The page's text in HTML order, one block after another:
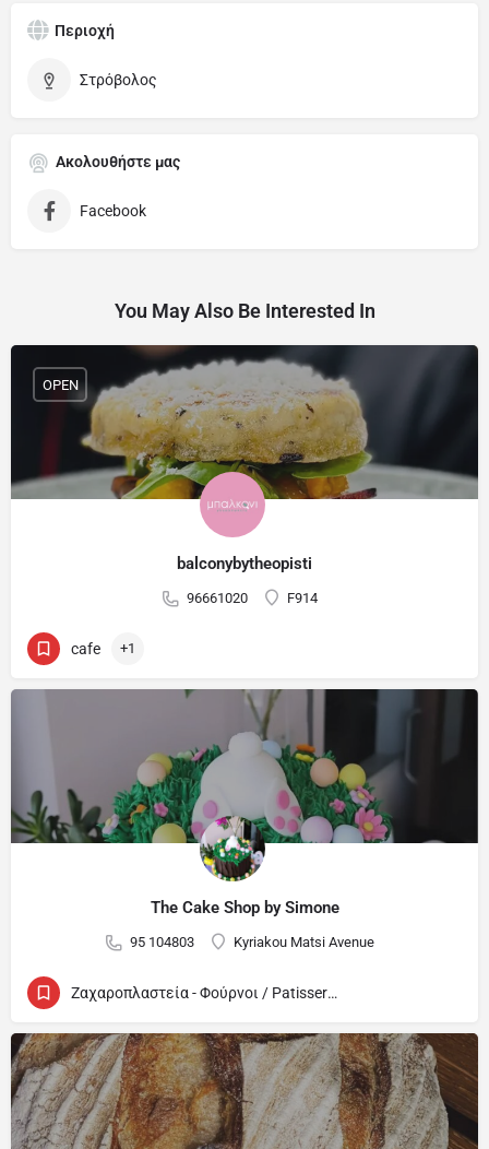
Περιοχή
Στρόβολος
Ακολουθήστε μας
Facebook
You May Also Be Interested In
balconybytheopisti
96661020 F914
OPEN
cafe +1
The Cake Shop by Simone
95 104803 Kyriakou Matsi Avenue
Ζαχαροπλαστεία - Φούρνοι / Patisseries - Bakeries